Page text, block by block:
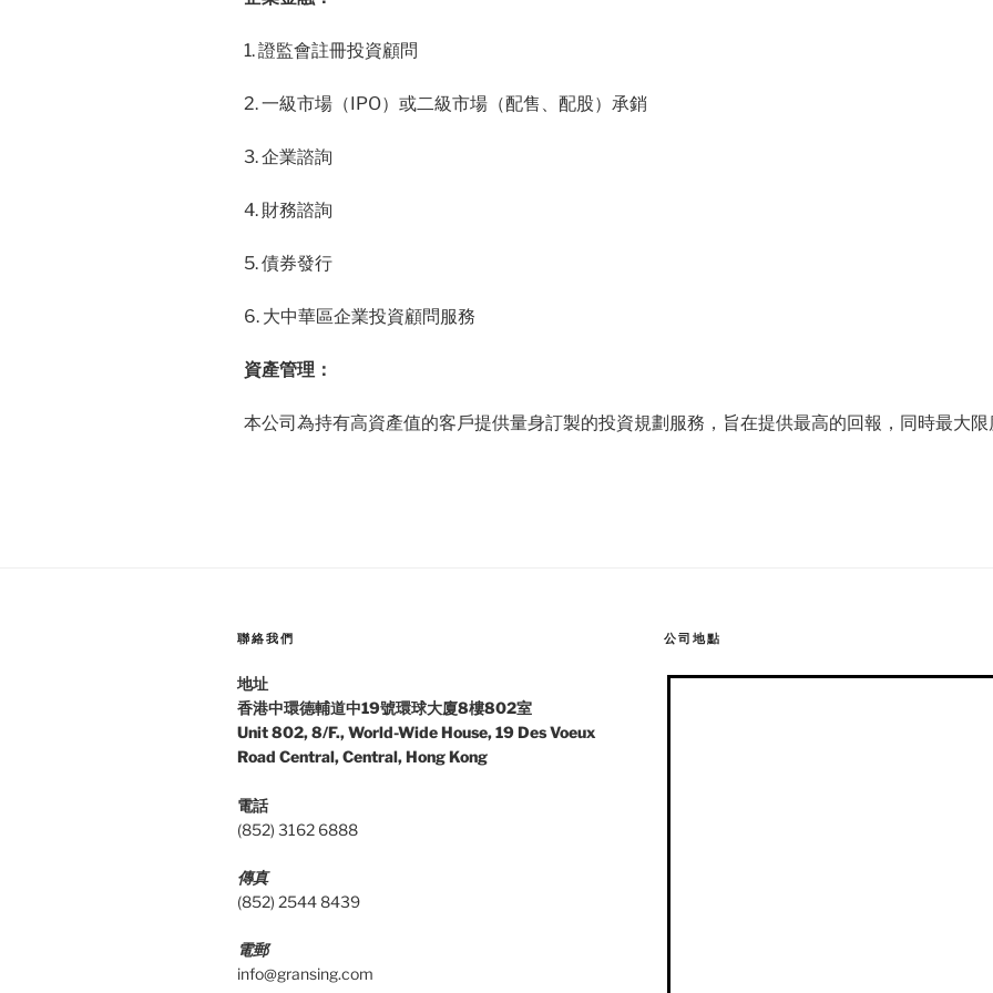
1. 證監會註冊投資顧問
2. 一級市場（IPO）或二級市場（配售、配股）承銷
3. 企業諮詢
4. 財務諮詢
5. 債券發行
6. 大中華區企業投資顧問服務
資產管理：
本公司為持有高資產值的客戶提供量身訂製的投資規劃服務，旨在提供最高的回報，同時最大限
聯絡我們
地址
香港中環德輔道中19號環球大廈8樓802室
Unit 802, 8/F., World-Wide House, 19 Des Voeux
Road Central, Central, Hong Kong
電話
(852) 3162 6888
傳真
(852) 2544 8439
電郵
info@gransing.com
公司地點